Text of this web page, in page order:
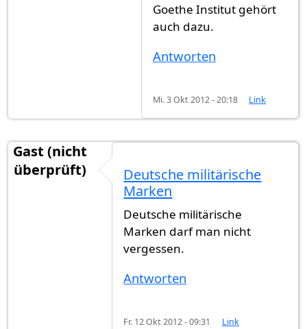
Goethe Institut gehört
auch dazu.
Antworten
Mi. 3 Okt 2012 - 20:18 Link
Gast (nicht
überprüft)
Deutsche militärische
Marken
Deutsche militärische
Marken darf man nicht
vergessen.
Antworten
Fr. 12 Okt 2012 - 09:31 Link